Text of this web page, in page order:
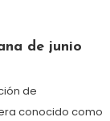
de junio
de
conocido como